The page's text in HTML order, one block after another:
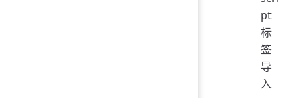
pt
标
签
导
入